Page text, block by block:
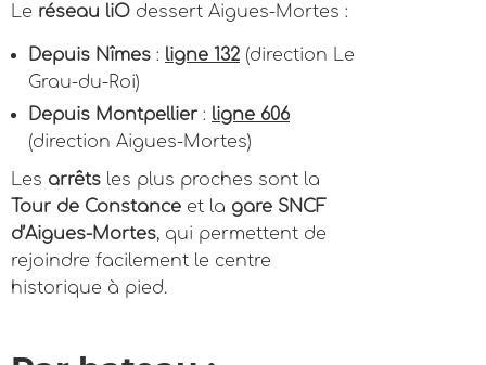
Le réseau liO dessert Aigues-Mortes :
Depuis Nîmes : ligne 132 (direction Le
Grau-du-Roi)
Depuis Montpellier : ligne 606
(direction Aigues-Mortes)
Les arrêts les plus proches sont la
Tour de Constance et la gare SNCF
d’Aigues-Mortes, qui permettent de
rejoindre facilement le centre
historique à pied.